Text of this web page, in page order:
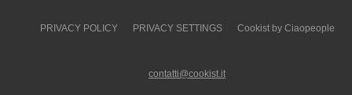
PRIVACY POLICY PRIVACY SETTINGS Cookist by Ciaopeople
contatti@cookist.it